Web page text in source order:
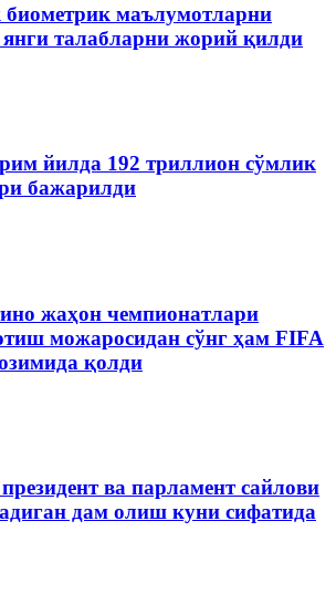
маълумотларни
талабларни жорий қилди
йилда 192 триллион сўмлик
бажарилди
жаҳон чемпионатлари
можаросидан сўнг ҳам FIFA
қолди
ва парламент сайлови
дам олиш куни сифатида